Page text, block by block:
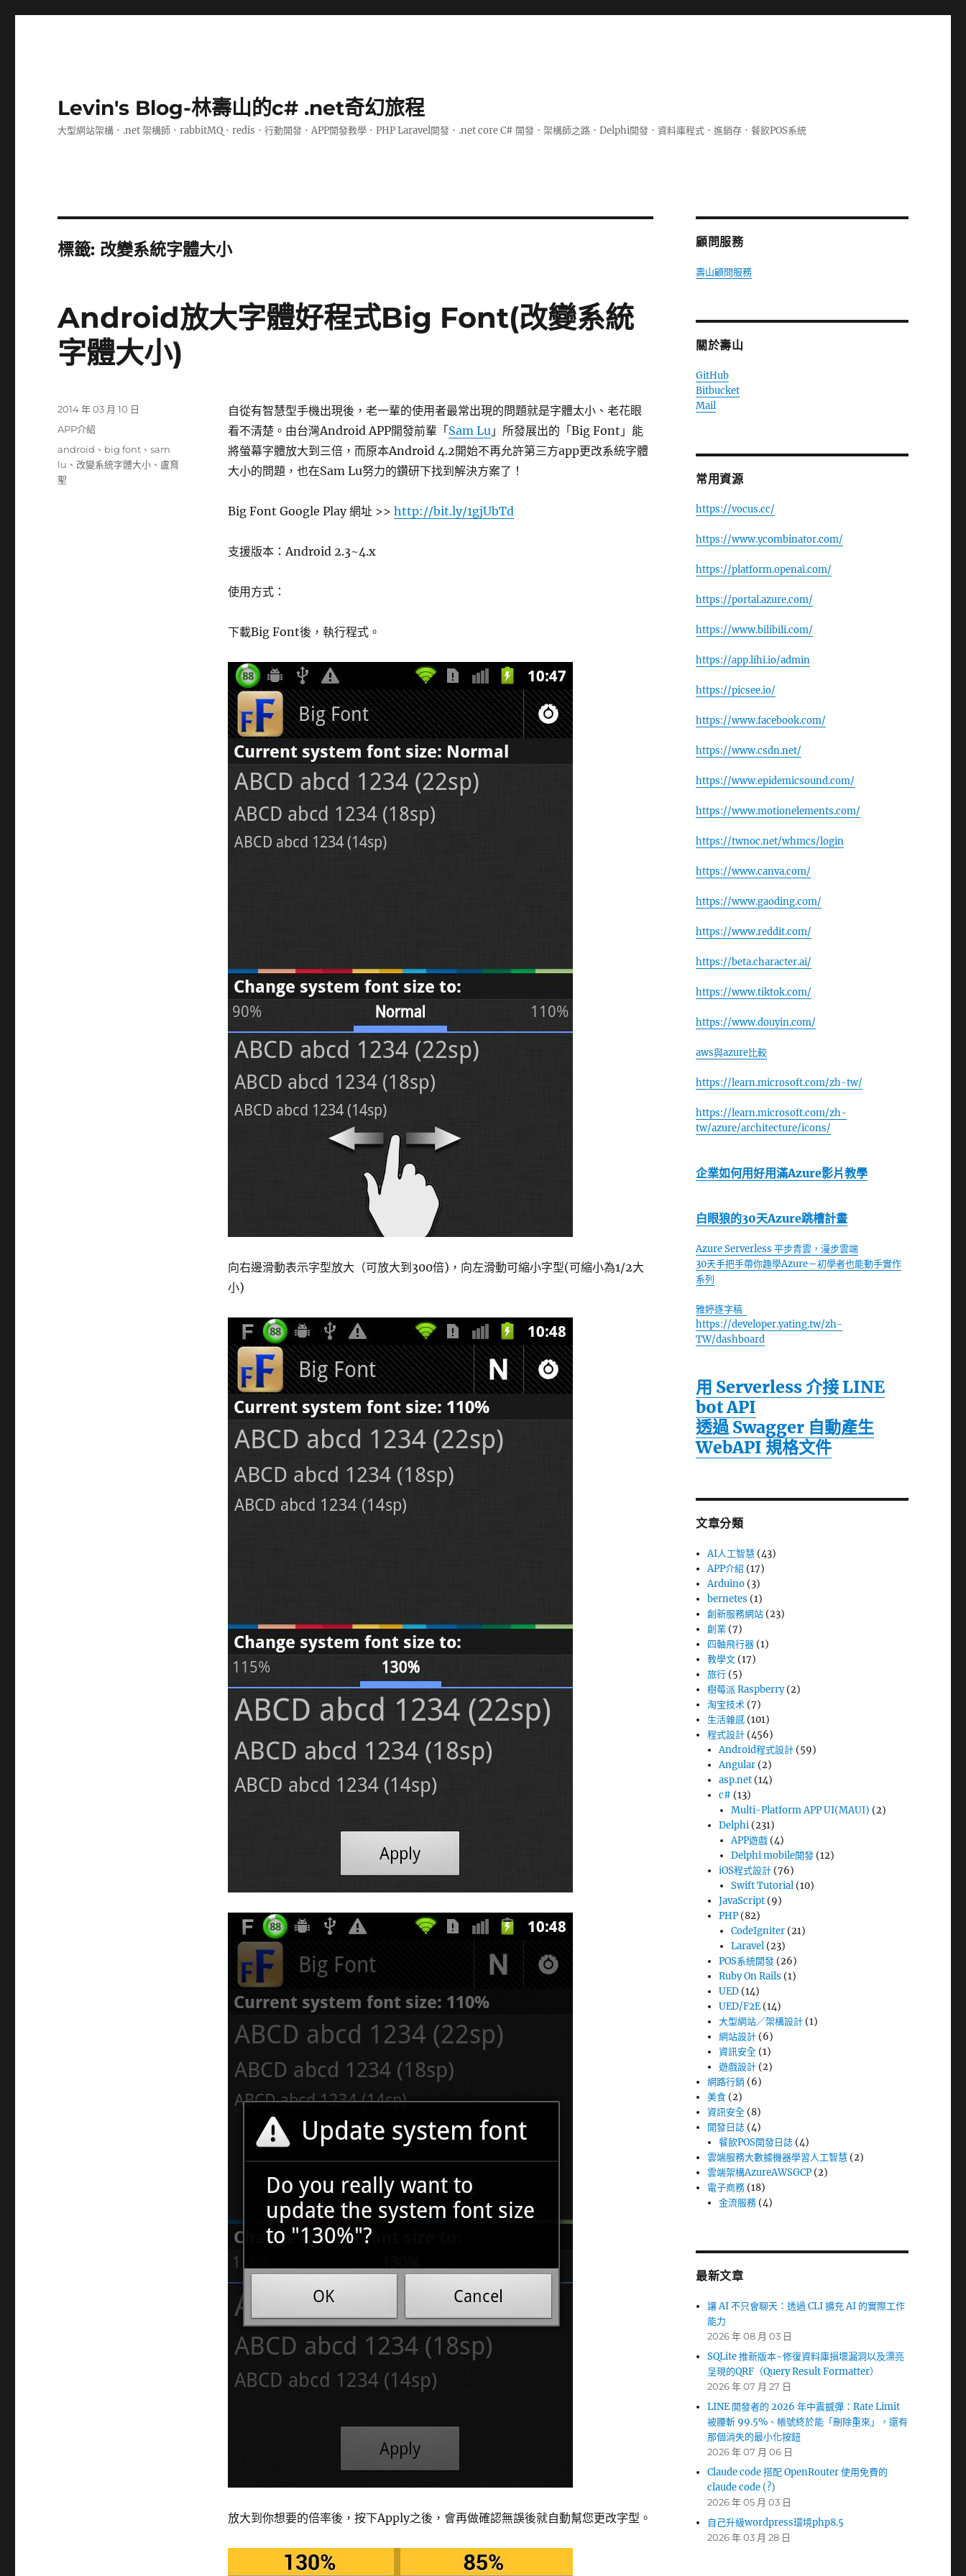
Levin's Blog-林壽山的c# .net奇幻旅程
大型網站架構．.net 架構師．rabbitMQ．redis．行動開發．APP開發教學．PHP Laravel開發．.net core C# 開發．架構師之路．Delphi開發．資料庫程式．進銷存．餐飲POS系統
標籤: 改變系統字體大小
Android放大字體好程式Big Font(改變系統
字體大小)
自從有智慧型手機出現後，老一輩的使用者最常出現的問題就是字體太小、老花眼
看不清楚。由台灣Android APP開發前輩「Sam Lu」所發展出的「Big Font」能
將螢幕字體放大到三倍，而原本Android 4.2開始不再允許第三方app更改系統字體
大小的問題，也在Sam Lu努力的鑽研下找到解決方案了！
Big Font Google Play 網址 >> http://bit.ly/1gjUbTd
支援版本：Android 2.3~4.x
使用方式：
下載Big Font後，執行程式。
向右邊滑動表示字型放大（可放大到300倍)，向左滑動可縮小字型(可縮小為1/2大
小)
放大到你想要的倍率後，按下Apply之後，會再做確認無誤後就自動幫您更改字型。
發
期:
2014 年 03 月 10 日
分
APP介紹
標
籤
android 、 big font 、sam
lu 、 改變系統字體大小 、 盧育
聖
顧問服務
壽山顧問服務
關於壽山
GitHub
Bitbucket
Mail
常用資源
https://vocus.cc/
https://www.ycombinator.com/
https://platform.openai.com/
https://portal.azure.com/
https://www.bilibili.com/
https://app.lihi.io/admin
https://picsee.io/
https://www.facebook.com/
https://www.csdn.net/
https://www.epidemicsound.com/
https://www.motionelements.com/
https://twnoc.net/whmcs/login
https://www.canva.com/
https://www.gaoding.com/
https://www.reddit.com/
https://beta.character.ai/
https://www.tiktok.com/
https://www.douyin.com/
aws與azure比較
https://learn.microsoft.com/zh-tw/
https://learn.microsoft.com/zh-
tw/azure/architecture/icons/
企業如何用好用滿Azure影片教學
白眼狼的30天Azure跳槽計畫
Azure Serverless 平步青雲，漫步雲端
30天手把手帶你趣學Azure－初學者也能動手實作
系列
雅婷逐字稿
https://developer.yating.tw/zh-
TW/dashboard
用 Serverless 介接 LINE
bot API
透過 Swagger 自動產生
WebAPI 規格文件
文章分類
AI人工智慧 (43)
APP介紹 (17)
Arduino (3)
bernetes (1)
創新服務網站 (23)
創業 (7)
四軸飛行器 (1)
教學文 (17)
旅行 (5)
樹莓派 Raspberry(2)
淘宝技术 (7)
生活雜感 (101)
程式設計 (456)
Android程式設計 (59)
Angular (2)
asp.net (14)
c# (13)
Multi-Platform APP UI(MAUI) (2)
Delphi (231)
APP遊戲(4)
Delphi mobile開發(12)
iOS程式設計 (76)
Swift Tutorial(10)
JavaScript (9)
PHP (82)
CodeIgniter(21)
Laravel(23)
POS系統開發 (26)
Ruby On Rails (1)
UED (14)
UED/F2E (14)
大型網站／架構設計 (1)
網站設計 (6)
資訊安全 (1)
遊戲設計 (2)
網路行銷 (6)
美食 (2)
資訊安全 (8)
開發日誌 (4)
餐飲POS開發日誌 (4)
雲端服務大數據機器學習人工智慧 (2)
雲端架構AzureAWSGCP (2)
電子商務 (18)
金流服務 (4)
最新文章
讓 AI 不只會聊天：透過 CLI 擴充 AI 的實際工作
能力
2026 年 08 月 03 日
SQLite 推新版本~修復資料庫損壞漏洞以及漂亮
呈現的QRF（Query Result Formatter）
2026 年 07 月 27 日
LINE 開發者的 2026 年中震撼彈：Rate Limit
被腰斬 99.5%、帳號終於能「刪除重來」，還有
那個消失的最小化按鈕
2026 年 07 月 06 日
Claude code 搭配 OpenRouter 使用免費的
claude code (?)
2026 年 05 月 03 日
自己升級wordpress環境php8.5
2026 年 03 月 28 日